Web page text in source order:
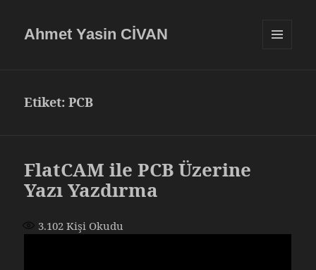
Ahmet Yasin CİVAN
Etiket:PCB
FlatCAM ile PCB Üzerine
Yazı Yazdırma
3.102 Kişi Okudu